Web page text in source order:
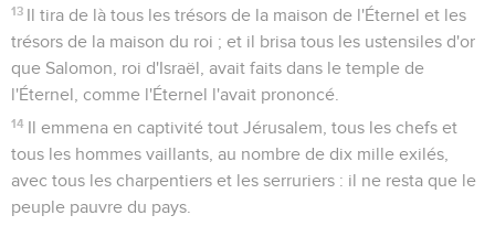
13 Il tira de là tous les trésors de la maison de l'Éternel et les
trésors de la maison du roi ; et il brisa tous les ustensiles d'or
que Salomon, roi d'Israël, avait faits dans le temple de
l'Éternel, comme l'Éternel l'avait prononcé.
14 Il emmena en captivité tout Jérusalem, tous les chefs et
tous les hommes vaillants, au nombre de dix mille exilés,
avec tous les charpentiers et les serruriers : il ne resta que le
peuple pauvre du pays.